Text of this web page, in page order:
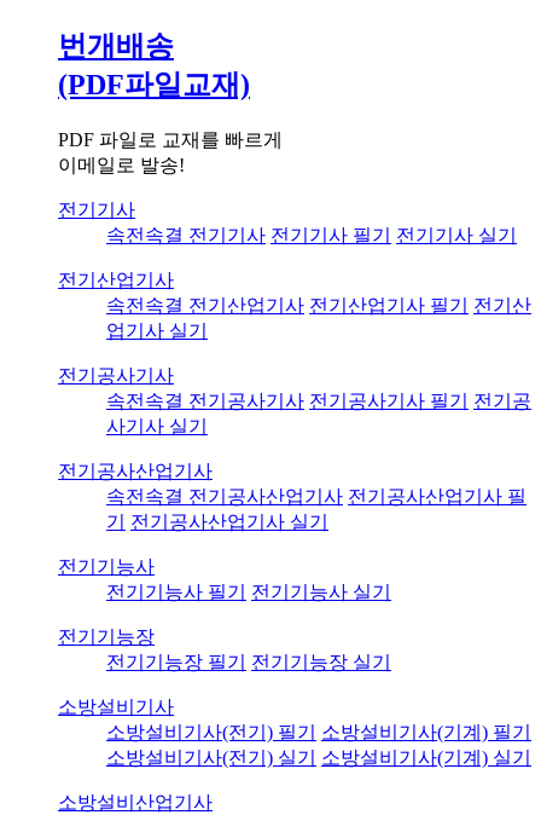
번개배송
(PDF파일교재)
PDF 파일로 교재를 빠르게
이메일로 발송!
전기기사
속전속결 전기기사 전기기사 필기 전기기사 실기
전기산업기사
속전속결 전기산업기사 전기산업기사 필기
전기산
업기사 실기
전기공사기사
속전속결 전기공사기사 전기공사기사 필기
전기공
사기사 실기
전기공사산업기사
속전속결 전기공사산업기사 전기공사산업기사 필
기
전기공사산업기사 실기
전기기능사
전기기능사 필기
전기기능사 실기
전기기능장
전기기능장 필기
전기기능장 실기
소방설비기사
소방설비기사(전기) 필기
소방설비기사(기계) 필기
소방설비기사(전기) 실기
소방설비기사(기계) 실기
소방설비산업기사